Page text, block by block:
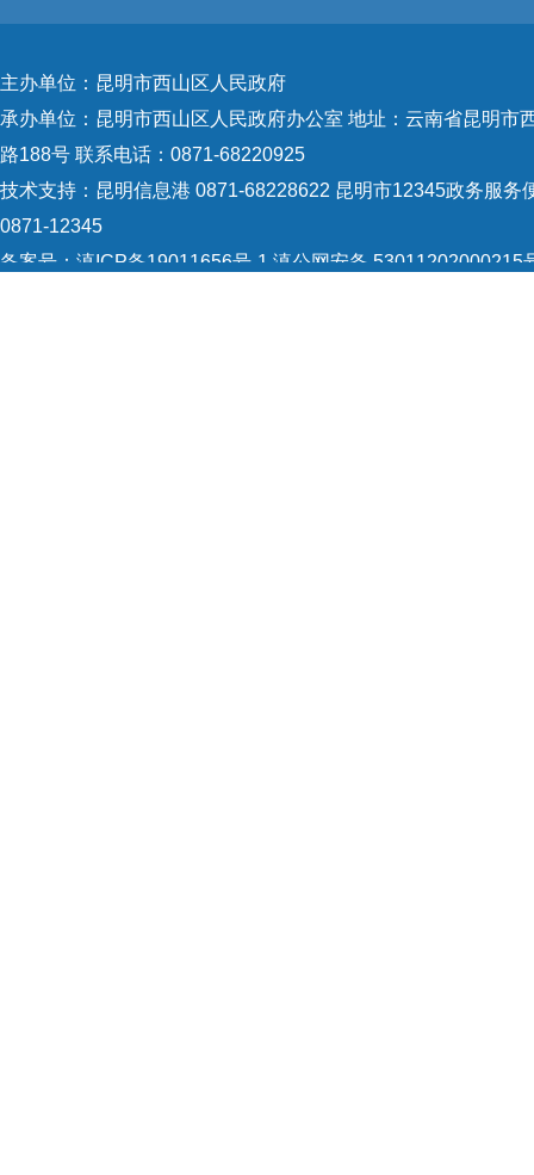
主办单位：昆明市西山区人民政府
承办单位：昆明市西山区人民政府办公室 地址：云南省昆明市
路188号 联系电话：0871-68220925
技术支持： 昆明信息港 0871-68228622 昆明市12345政务服务
0871-12345
备案号： 滇ICP备19011656号-1 滇公网安备 53011202000215